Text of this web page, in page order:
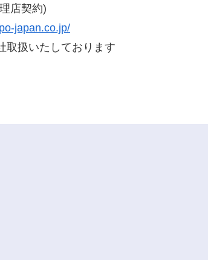
店契約)
japan.co.jp/
取扱いたしております